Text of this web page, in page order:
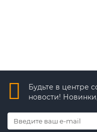
Будьте в центре
новости!